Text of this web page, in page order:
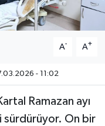
A- A+
- 11:02
Ramazan ayı
On bir